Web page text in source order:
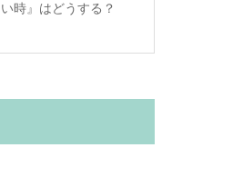
い時』はどうする？